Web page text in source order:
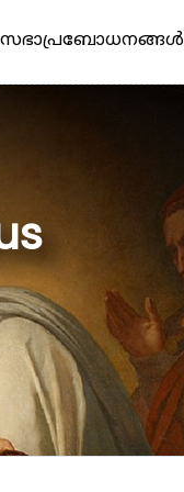
സഭാപ്രബോധനങ്ങള്‍